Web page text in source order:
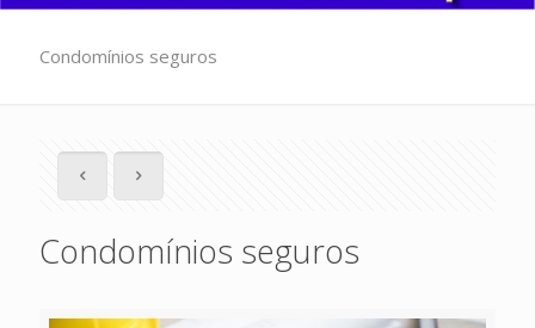
Condomínios seguros
Condomínios seguros